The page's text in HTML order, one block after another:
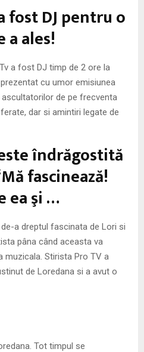
fost DJ pentru o
a ales!
a fost DJ timp de 2 ore la
cu umor emisiunea
de pe frecventa
dar si amintiri legate de
îndrăgostită
fascinează!
ea şi …
a dreptul fascinata de Lori si
pâna când aceasta va
muzicala. Stirista Pro TV a
de Loredana si a avut o
Tot timpul se